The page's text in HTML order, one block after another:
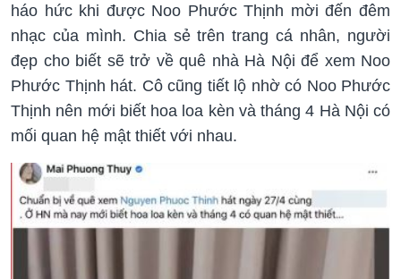
háo hức khi được Noo Phước Thịnh mời đến đêm
nhạc của mình. Chia sẻ trên trang cá nhân, người
đẹp cho biết sẽ trở về quê nhà Hà Nội để xem Noo
Phước Thịnh hát. Cô cũng tiết lộ nhờ có Noo Phước
Thịnh nên mới biết hoa loa kèn và tháng 4 Hà Nội có
mối quan hệ mật thiết với nhau.